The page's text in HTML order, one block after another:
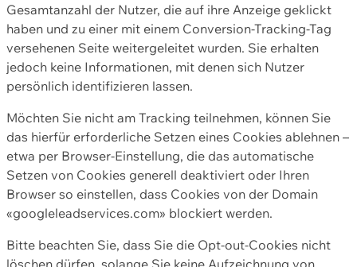
Gesamtanzahl der Nutzer, die auf ihre Anzeige geklickt
haben und zu einer mit einem Conversion-Tracking-Tag
versehenen Seite weitergeleitet wurden. Sie erhalten
jedoch keine Informationen, mit denen sich Nutzer
persönlich identifizieren lassen.
Möchten Sie nicht am Tracking teilnehmen, können Sie
das hierfür erforderliche Setzen eines Cookies ablehnen –
etwa per Browser-Einstellung, die das automatische
Setzen von Cookies generell deaktiviert oder Ihren
Browser so einstellen, dass Cookies von der Domain
«googleleadservices.com» blockiert werden.
Bitte beachten Sie, dass Sie die Opt-out-Cookies nicht